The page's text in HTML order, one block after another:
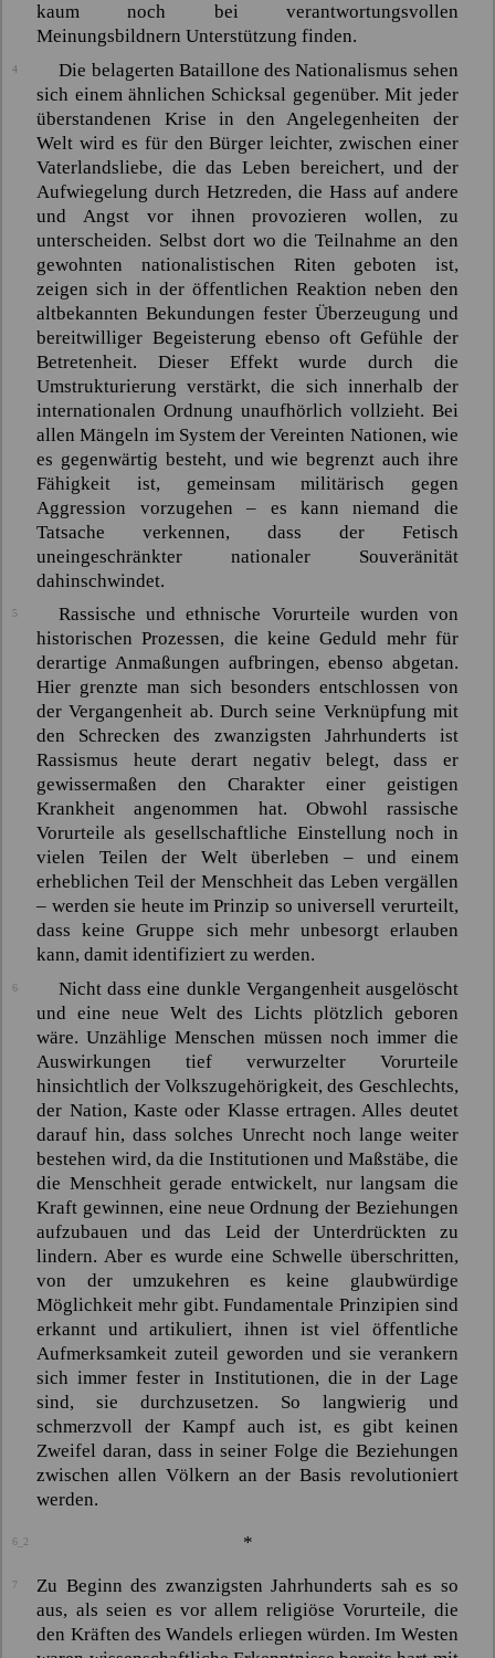
kaum noch bei verantwortungsvollen
Meinungsbildnern Unterstützung finden.
4
Die belagerten Bataillone des Nationalismus sehen
sich einem ähnlichen Schicksal gegenüber. Mit jeder
überstandenen Krise in den Angelegenheiten der
Welt wird es für den Bürger leichter, zwischen einer
Vaterlandsliebe, die das Leben bereichert, und der
Aufwiegelung durch Hetzreden, die Hass auf andere
und Angst vor ihnen provozieren wollen, zu
unterscheiden. Selbst dort wo die Teilnahme an den
gewohnten nationalistischen Riten geboten ist,
zeigen sich in der öffentlichen Reaktion neben den
altbekannten Bekundungen fester Überzeugung und
bereitwilliger Begeisterung ebenso oft Gefühle der
Betretenheit. Dieser Effekt wurde durch die
Umstrukturierung verstärkt, die sich innerhalb der
internationalen Ordnung unaufhörlich vollzieht. Bei
allen Mängeln im System der Vereinten Nationen, wie
es gegenwärtig besteht, und wie begrenzt auch ihre
Fähigkeit ist, gemeinsam militärisch gegen
Aggression vorzugehen – es kann niemand die
Tatsache verkennen, dass der Fetisch
uneingeschränkter nationaler Souveränität
dahinschwindet.
5
Rassische und ethnische Vorurteile wurden von
historischen Prozessen, die keine Geduld mehr für
derartige Anmaßungen aufbringen, ebenso abgetan.
Hier grenzte man sich besonders entschlossen von
der Vergangenheit ab. Durch seine Verknüpfung mit
den Schrecken des zwanzigsten Jahrhunderts ist
Rassismus heute derart negativ belegt, dass er
gewissermaßen den Charakter einer geistigen
Krankheit angenommen hat. Obwohl rassische
Vorurteile als gesellschaftliche Einstellung noch in
vielen Teilen der Welt überleben – und einem
erheblichen Teil der Menschheit das Leben vergällen
– werden sie heute im Prinzip so universell verurteilt,
dass keine Gruppe sich mehr unbesorgt erlauben
kann, damit identifiziert zu werden.
6
Nicht dass eine dunkle Vergangenheit ausgelöscht
und eine neue Welt des Lichts plötzlich geboren
wäre. Unzählige Menschen müssen noch immer die
Auswirkungen tief verwurzelter Vorurteile
hinsichtlich der Volkszugehörigkeit, des Geschlechts,
der Nation, Kaste oder Klasse ertragen. Alles deutet
darauf hin, dass solches Unrecht noch lange weiter
bestehen wird, da die Institutionen und Maßstäbe, die
die Menschheit gerade entwickelt, nur langsam die
Kraft gewinnen, eine neue Ordnung der Beziehungen
aufzubauen und das Leid der Unterdrückten zu
lindern. Aber es wurde eine Schwelle überschritten,
von der umzukehren es keine glaubwürdige
Möglichkeit mehr gibt. Fundamentale Prinzipien sind
erkannt und artikuliert, ihnen ist viel öffentliche
Aufmerksamkeit zuteil geworden und sie verankern
sich immer fester in Institutionen, die in der Lage
sind, sie durchzusetzen. So langwierig und
schmerzvoll der Kampf auch ist, es gibt keinen
Zweifel daran, dass in seiner Folge die Beziehungen
zwischen allen Völkern an der Basis revolutioniert
werden.
6_2 *
7
Zu Beginn des zwanzigsten Jahrhunderts sah es so
aus, als seien es vor allem religiöse Vorurteile, die
den Kräften des Wandels erliegen würden. Im Westen